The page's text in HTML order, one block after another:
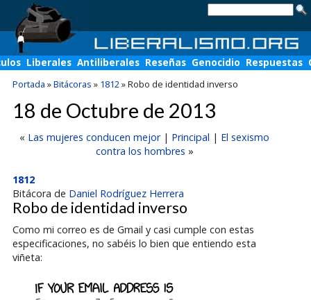
Liberales Antiliberales Reseñas Genocidio Respuestas
Portada »Bitácoras » 1812»Robo de identidad inverso
18 de Octubre de 2013
« Las mujeres conducen mejor| Principal | El sexismo
contra los hombres »
1812
Bitácora de Daniel Rodríguez Herrera
Robo de identidad inverso
Como mi correo es de Gmail y casi cumple con estas
especificaciones, no sabéis lo bien que entiendo esta
viñeta: